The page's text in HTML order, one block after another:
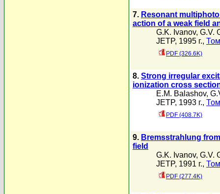
7. Resonant
action of a weak field
G.K. Ivanov, G.V.
JETP, 1995 г.,
PDF (326.6K)
8. Strong irregular
ionization cross
E.M. Balashov,
JETP, 1993 г.,
PDF (408.7K)
9. Bremsstrahlung
field
G.K. Ivanov, G.V.
JETP, 1991 г.,
PDF (277.4K)